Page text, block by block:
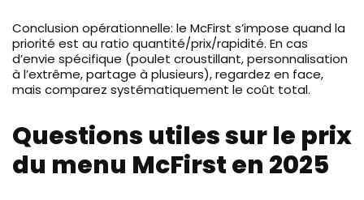
Conclusion opérationnelle: le McFirst s’impose quand la
priorité est au ratio quantité/prix/rapidité. En cas
d’envie spécifique (poulet croustillant, personnalisation
à l’extrême, partage à plusieurs), regardez en face,
mais comparez systématiquement le coût total.
Questions utiles sur le prix
du menu McFirst en 2025